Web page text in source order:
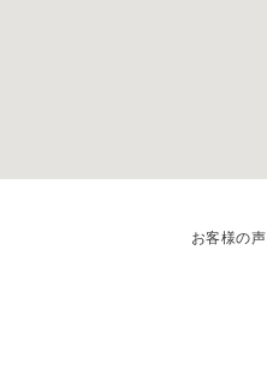
お客様の声